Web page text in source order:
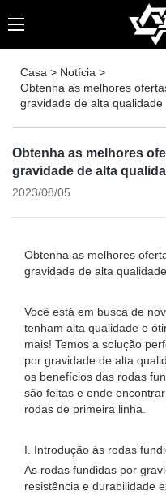
Casa > Notícia >
Obtenha as melhores
gravidade de alta qualidade
Obtenha as melhores
gravidade de alta
2023/08/05
Obtenha as melhores
gravidade de alta qualidade
Você está em busca de
tenham alta qualidade e
mais! Temos a solução
por gravidade de alta
os benefícios das rodas
são feitas e onde
rodas de primeira linha.
I. Introdução às rodas
As rodas fundidas por
resistência e durabilidade